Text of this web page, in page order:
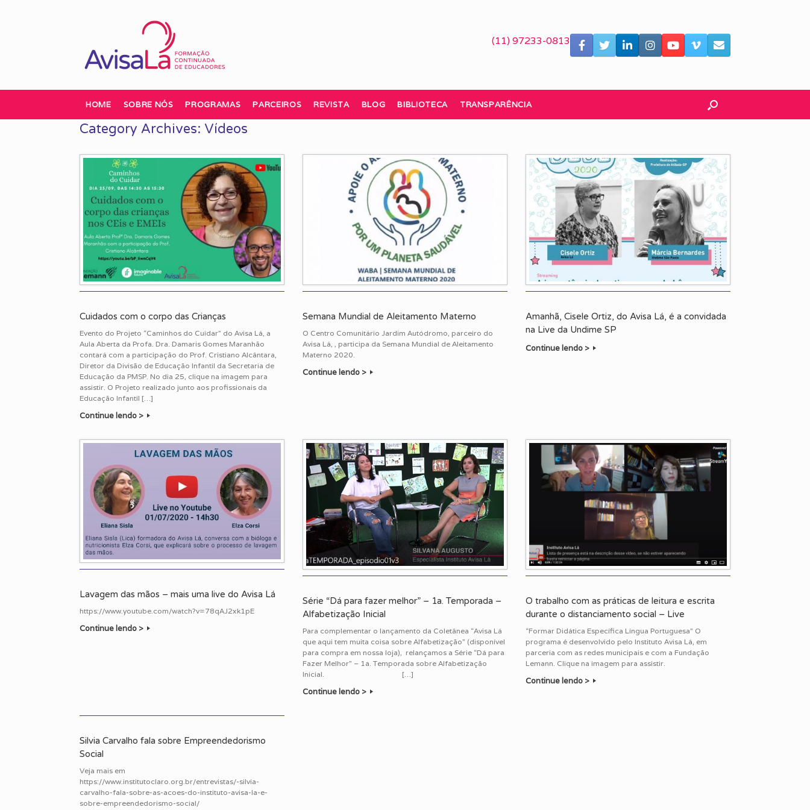
(11) 97233-0813
HOME SOBRE NÓS PROGRAMAS PARCEIROS REVISTA BLOG BIBLIOTECA TRANSPARÊNCIA
Category Archives: Vídeos
Cuidados com o corpo das Crianças
Evento do Projeto “Caminhos do Cuidar” do Avisa Lá, a
Aula Aberta da Profa. Dra. Damaris Gomes Maranhão
contará com a participação do Prof. Cristiano Alcântara,
Diretor da Divisão de Educação Infantil da Secretaria de
Educação da PMSP. No dia 25, clique na imagem para
assistir. O Projeto realizado junto aos profissionais da
Educação Infantil […]
Continue lendo >
Semana Mundial de Aleitamento Materno
O Centro Comunitário Jardim Autódromo, parceiro do
Avisa Lá, , participa da Semana Mundial de Aleitamento
Materno 2020.
Continue lendo >
Amanhã, Cisele Ortiz, do Avisa Lá, é a convidada
na Live da Undime SP
Continue lendo >
Lavagem das mãos – mais uma live do Avisa Lá
https://www.youtube.com/watch?v=78qAJ2xk1pE
Continue lendo >
Série “Dá para fazer melhor” – 1a. Temporada –
Alfabetização Inicial
Para complementar o lançamento da Coletânea “Avisa Lá
que aqui tem muita coisa sobre Alfabetização” (disponível
para compra em nossa loja), relançamos a Série “Dá para
Fazer Melhor” – 1a. Temporada sobre Alfabetização
Inicial. […]
Continue lendo >
O trabalho com as práticas de leitura e escrita
durante o distanciamento social – Live
“Formar Didática Específica Língua Portuguesa” O
programa é desenvolvido pelo Instituto Avisa Lá, em
parceria com as redes municipais e com a Fundação
Lemann. Clique na imagem para assistir.
Continue lendo >
Silvia Carvalho fala sobre Empreendedorismo
Social
Veja mais em
https://www.institutoclaro.org.br/entrevistas/-silvia-
carvalho-fala-sobre-as-acoes-do-instituto-avisa-la-e-
sobre-empreendedorismo-social/